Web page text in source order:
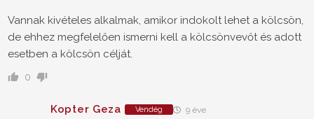
Vannak kivételes alkalmak, amikor indokolt lehet a kölcsön,
de ehhez megfelelően ismerni kell a kölcsönvevőt és adott
esetben a kölcsön célját.
0
Kopter Geza Vendég 9 éve